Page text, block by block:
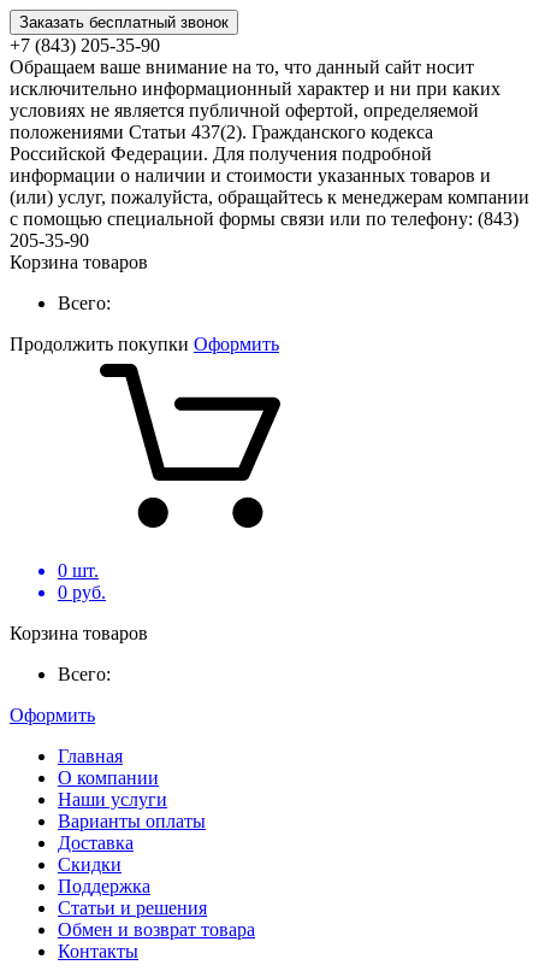
Заказать бесплатный звонок
+7 (843) 205-35-90
Обращаем ваше внимание на то, что данный сайт носит
исключительно информационный характер и ни при каких
условиях не является публичной офертой, определяемой
положениями Статьи 437(2). Гражданского кодекса
Российской Федерации. Для получения подробной
информации о наличии и стоимости указанных товаров и
(или) услуг, пожалуйста, обращайтесь к менеджерам компании
с помощью специальной формы связи или по телефону: (843)
205-35-90
Корзина товаров
Всего:
Продолжить покупки Оформить
0 шт.
0 руб.
Корзина товаров
Всего:
Оформить
Главная
О компании
Наши услуги
Варианты оплаты
Доставка
Скидки
Поддержка
Статьи и решения
Обмен и возврат товара
Контакты